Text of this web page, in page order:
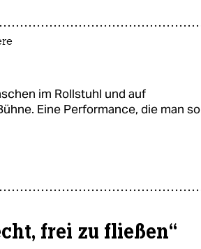
im Rollstuhl und auf
Eine Performance, die man so
frei zu fließen“